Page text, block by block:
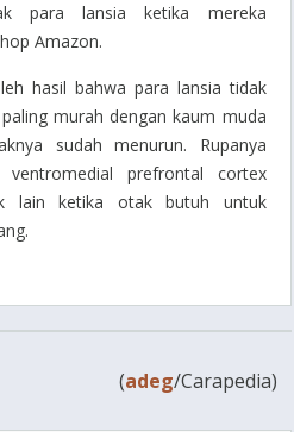
para lansia ketika mereka
Amazon.
hasil bahwa para lansia tidak
murah dengan kaum muda
sudah menurun. Rupanya
prefrontal cortex
lain ketika otak butuh untuk
(adeg/Carapedia)